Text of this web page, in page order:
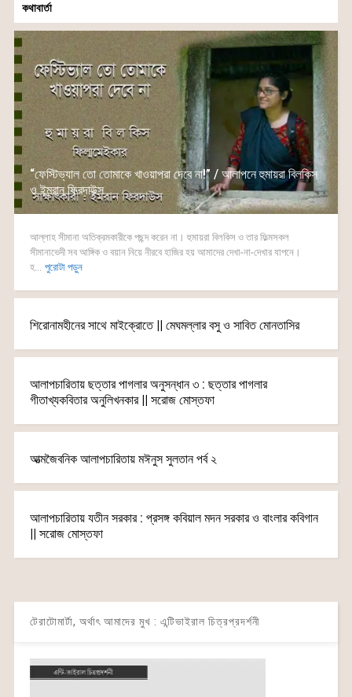
কথাবার্তা
“ফেস্টিভ্যাল তো তোমাকে খাওয়াপরা দেবে না!” / আলাপনে হুমায়রা বিলকিস
ও ইমরান ফিরদাউস
আল্লাহ সীমানা অতিক্রমকারীকে পছন্দ করেন না। হুমায়রা বিলকিস ও তার ফিল্মসকল
সীমানাভেদী সব আঙ্গিক ও বয়ান নিয়ে নীরবে হাজির হয় আমাদের দেখা-না-দেখার যাপনে।
হ...
পুরোটা পড়ুন
শিরোনামহীনের সাথে মাইক্রোতে || মেঘমল্লার বসু ও সাবিত মোনতাসির
আলাপচারিতায় ছত্তার পাগলার অনুসন্ধান ৩ : ছত্তার পাগলার
গীতাখ্যকবিতার অনুলিখনকার || সরোজ মোস্তফা
আত্মজৈবনিক আলাপচারিতায় মঈনুস সুলতান পর্ব ২
আলাপচারিতায় যতীন সরকার : প্রসঙ্গ কবিয়াল মদন সরকার ও বাংলার কবিগান
|| সরোজ মোস্তফা
টেরাটোমার্টা, অর্থাৎ আমাদের মুখ : এন্টিভাইরাল চিত্রপ্রদর্শনী